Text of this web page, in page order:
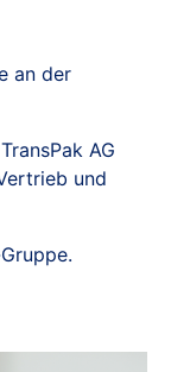
an der
AG
und